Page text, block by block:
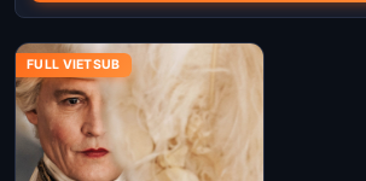
FULL VIETSUB